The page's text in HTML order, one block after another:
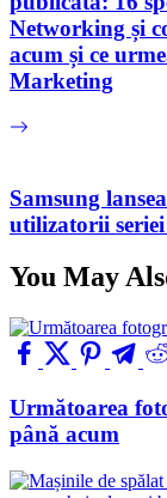
Networking și
acum și ce
Marketing
Samsung
utilizatorii
You May
Următoarea
până acum